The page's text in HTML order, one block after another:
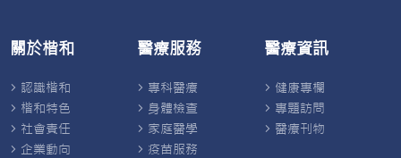
關於楷和
認識楷和
楷和特色
社會責任
企業動向
醫療服務
專科醫療
身體檢查
家庭醫學
疫苗服務
醫療資訊
健康專欄
專題訪問
醫療刊物